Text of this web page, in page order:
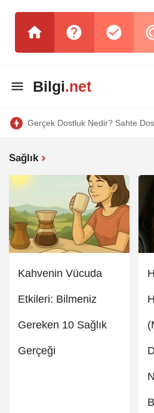
Bilgi.net
Gerçek Dostluk Nedir? Sahte
Sağlık
Kahvenin Vücuda
Etkileri: Bilmeniz
Gereken 10 Sağlık
Gerçeği